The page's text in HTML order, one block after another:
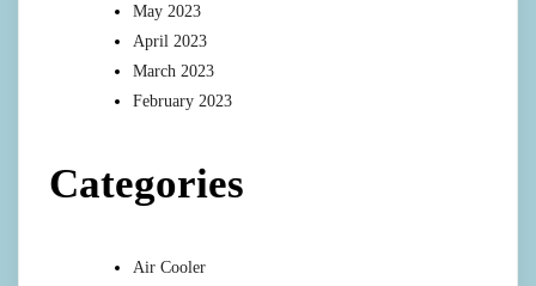
May 2023
April 2023
March 2023
February 2023
Categories
Air Cooler